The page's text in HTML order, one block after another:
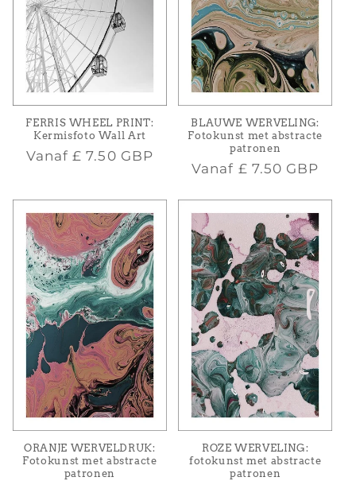
FERRIS WHEEL PRINT:
Kermisfoto Wall Art
Normale
Vanaf£ 7.50 GBP
BLAUWE WERVELING:
Fotokunst met abstracte
patronen
Normale
Vanaf £ 7.50 GBP
ORANJE WERVELDRUK:
Fotokunst met abstracte
patronen
ROZE WERVELING:
fotokunst met abstracte
patronen